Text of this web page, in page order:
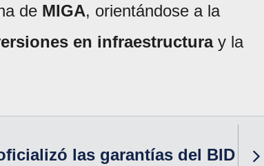
de MIGA, orientándose a la
en infraestructuray la
las garantías del BID